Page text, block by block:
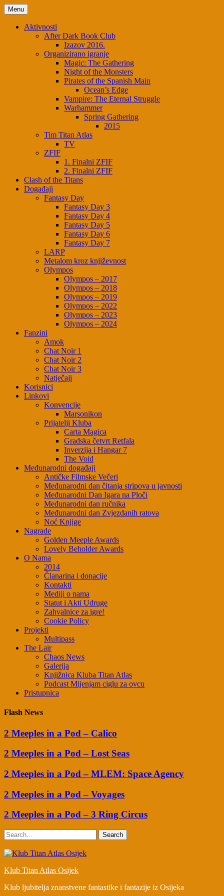
Skip
to
content
Menu
Aktivnosti
After Dark Book Club
Izazov 2016.
Organizirano igranje
Magic: The Gathering
Night of the Monsters
Pirates of the Spanish Main
Ocean’s Edge
Vampire: The Eternal Struggle
Warhammer
Spring Gathering
2015
Tim Titan Atlas
TV
ZFIF
1. Finalni ZFIF
2. Finalni ZFIF
Clash of the Titans
Događaji
Fantasy Day
Fantasy Day 3
Fantasy Day 4
Fantasy Day 5
Fantasy Day 6
Fantasy Day 7
LARP
Metalom kroz književnost
Olympos
Olympos – 2017
Olympos – 2018
Olympos – 2019
Olympos – 2022
Olympos – 2023
Olympos – 2024
Fanzini
Amok
Chat Noir 1
Chat Noir 2
Chat Noir 3
Natječaji
Korisnici
Linkovi
Konvencije
Marsonikon
Prijatelji Kluba
Carta Magica
Gradska četvrt Retfala
Inverzija i Hangar 7
The Void
Međunarodni događaji
Antičke Filmske Večeri
Međunarodni dan čitanja stripova u javnosti
Međunarodni Dan Igara na Ploči
Međunarodni dan ručnika
Međunarodni dan Zvjezdanih ratova
Noć Knjige
Nagrade
Golden Meeple Awards
Lovely Beholder Awards
O Nama
2014
Članarina i donacije
Kontakti
Mediji o nama
Statut i Akti Udruge
Zahvalnice za igre!
Cookie Policy
Projekti
Multipass
The Lair
Chaos News
Galerija
Knjižnica Kluba Titan Atlas
Podcast Mijenjam ciglu za ovcu
Pristupnica
Flash News
2 Meeples in a Pod – Calico
2 Meeples in a Pod – Lost Seas
2 Meeples in a Pod – MLEM: Space Agency
2 Meeples in a Pod – Voyages
2 Meeples in a Pod – 3 Ring Circus
Search
Klub Titan Atlas Osijek
Klub ljubitelja znanstvene fantastike i fantazije iz Osijeka